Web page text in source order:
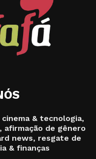
& tecnologia,
de gênero
news, resgate de
& finanças